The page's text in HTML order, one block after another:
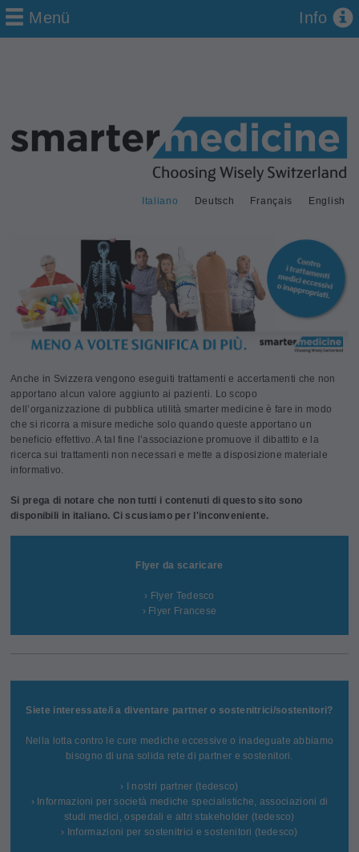
Deutsch Français
Italiano English
Menü Info
Anche in Svizzera vengono eseguiti trattamenti e accertamenti che non
apportano alcun valore aggiunto ai pazienti. Lo scopo
dell’organizzazione di pubblica utilità smarter medicine è fare in modo
che si ricorra a misure mediche solo quando queste apportano un
beneficio effettivo. A tal fine l’associazione promuove il dibattito e la
ricerca sui trattamenti non necessari e mette a disposizione materiale
informativo.
Si prega di notare che non tutti i contenuti di questo sito sono
disponibili in italiano. Ci scusiamo per l'inconveniente.
Flyer da scaricare
› Flyer Tedesco
› Flyer Francese
Siete interessate/i a diventare partner o sostenitrici/sostenitori?
Nella lotta contro le cure mediche eccessive o inadeguate abbiamo
bisogno di una solida rete di partner e sostenitori.
› I nostri partner (tedesco)
› Informazioni per società mediche specialistiche, associazioni di
studi medici, ospedali e altri stakeholder (tedesco)
› Informazioni per sostenitrici e sostenitori (tedesco)